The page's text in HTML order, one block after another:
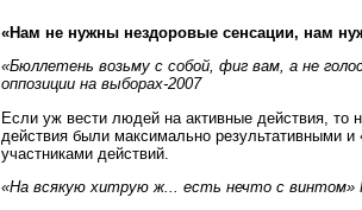
«Нам не нужны нездоровые сенсации, нам
«Бюллетень возьму с собой, фиг вам, а не
оппозиции на выборах-2007
Если уж вести людей на активные действия, то
действия были максимально результативными
участниками действий.
«На всякую хитрую ж... есть нечто с винтом»